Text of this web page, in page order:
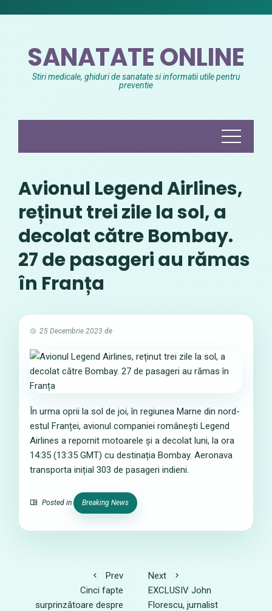
SANATATE ONLINE
Stiri medicale, ghiduri de sanatate si informatii utile pentru
preventie
Avionul Legend Airlines,
reținut trei zile la sol, a
decolat către Bombay.
27 de pasageri au rămas
în Franța
25 Decembrie 2023 de
În urma oprii la sol de joi, în regiunea Marne din nord-
estul Franței, avionul companiei românești Legend
Airlines a repornit motoarele și a decolat luni, la ora
14:35 (13:35 GMT) cu destinația Bombay. Aeronava
transporta inițial 303 de pasageri indieni.
Posted in Breaking News
Prev
Cinci fapte
surprinzătoare despre
Next
EXCLUSIV John
Florescu, jurnalist